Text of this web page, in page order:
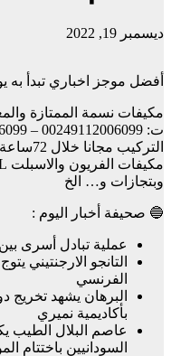
ديسمبر 19, 2022
أفضل موجز اخباري تبدأ به
مكيفات نسمة الممتازة
ت: 00249112006099 – 00249919006099
التركيب مجانا خلال 72ساعة
وبتجازات و… الخ
🔵 صحيفة أخبار اليوم :
عملية تبادل أسرى بين
الفرنسي
البرهان يشهد تخريج
بأكاديمية نميري
عاصم البلال الطيب
السودانيين باختتام